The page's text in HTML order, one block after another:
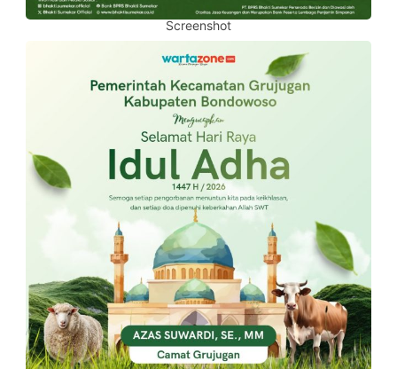
Screenshot